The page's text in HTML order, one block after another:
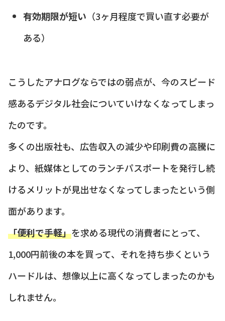
有効期限が短い （3ヶ月程度で買い直す必要が
ある）
こうしたアナログならではの弱点が、今のスピード
感あるデジタル社会についていけなくなってしまっ
たのです。
多くの出版社も、広告収入の減少や印刷費の高騰に
より、紙媒体としてのランチパスポートを発行し続
けるメリットが見出せなくなってしまったという側
面があります。
「便利で手軽」を求める現代の消費者にとって、
1,000円前後の本を買って、それを持ち歩くという
ハードルは、想像以上に高くなってしまったのかも
しれません。